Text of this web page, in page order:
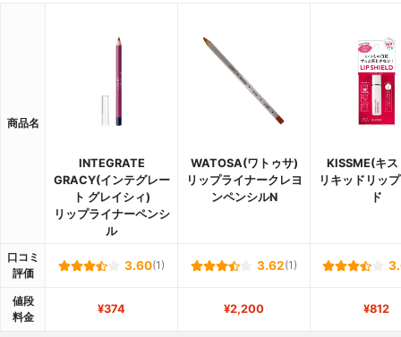
商品名
INTEGRATE
GRACY(インテグレー
ト グレイシィ)
リップライナーペンシ
ル
WATOSA(ワトゥサ)
リップライナークレヨ
ンペンシルN
KISSME(キ
リキッドリッ
ド
口コミ
評価
3.60(1) 3.62(1)
値段
料金
¥374 ¥2,200 ¥812